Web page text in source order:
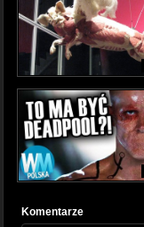
Komentarze